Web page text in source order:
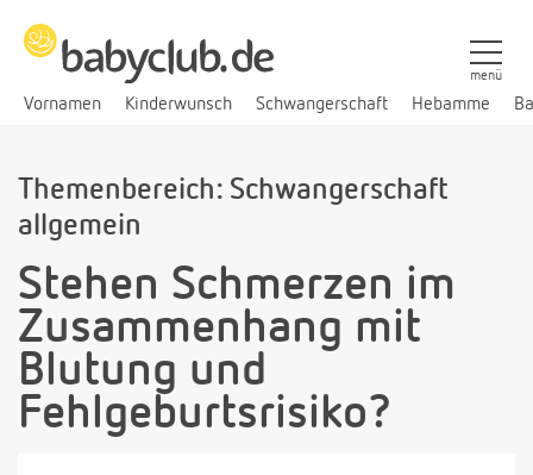
Vornamen Kinderwunsch Schwangerschaft Hebamme
menü
Themenbereich: Schwangerschaft
allgemein
Stehen Schmerzen im
Zusammenhang mit
Blutung und
Fehlgeburtsrisiko?